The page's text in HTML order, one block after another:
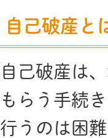
自己破産と
自己破産は
もらう手続
行うのは困